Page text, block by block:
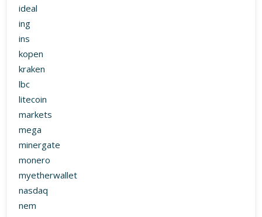
ideal
ing
ins
kopen
kraken
lbc
litecoin
markets
mega
minergate
monero
myetherwallet
nasdaq
nem